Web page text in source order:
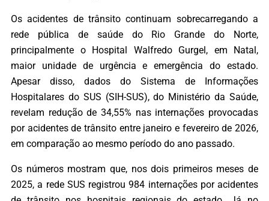
Os acidentes de trânsito continuam sobrecarregando a
rede pública de saúde do Rio Grande do Norte,
principalmente o Hospital Walfredo Gurgel, em Natal,
maior unidade de urgência e emergência do estado.
Apesar disso, dados do Sistema de Informações
Hospitalares do SUS (SIH-SUS), do Ministério da Saúde,
revelam redução de 34,55% nas internações provocadas
por acidentes de trânsito entre janeiro e fevereiro de 2026,
em comparação ao mesmo período do ano passado.
Os números mostram que, nos dois primeiros meses de
2025, a rede SUS registrou 984 internações por acidentes